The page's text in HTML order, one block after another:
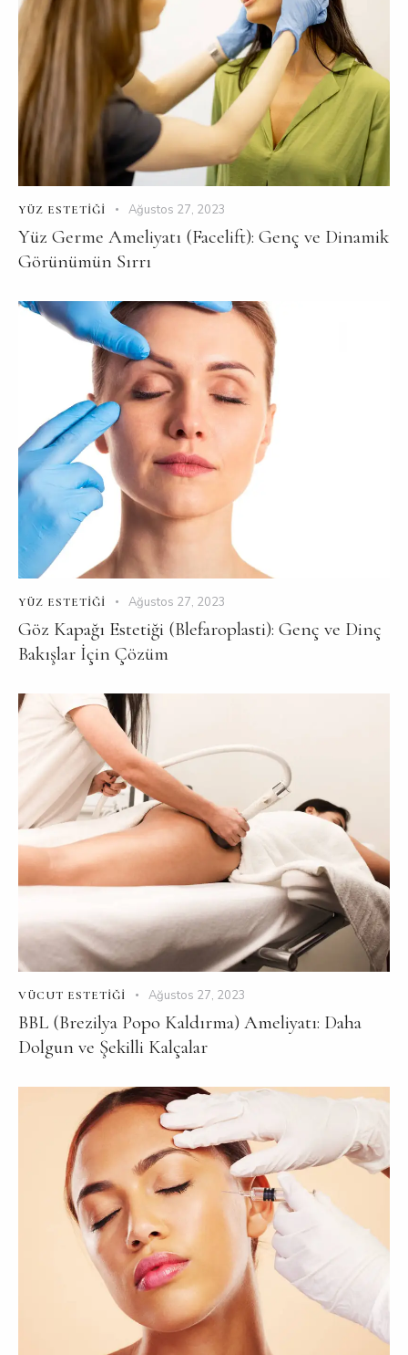
YÜZ ESTETIĞI Ağustos 27, 2023
Yüz Germe Ameliyatı (Facelift): Genç ve Dinamik
Görünümün Sırrı
YÜZ ESTETIĞI Ağustos 27, 2023
Göz Kapağı Estetiği (Blefaroplasti): Genç ve Dinç
Bakışlar İçin Çözüm
VÜCUT ESTETIĞI Ağustos 27, 2023
BBL (Brezilya Popo Kaldırma) Ameliyatı: Daha
Dolgun ve Şekilli Kalçalar